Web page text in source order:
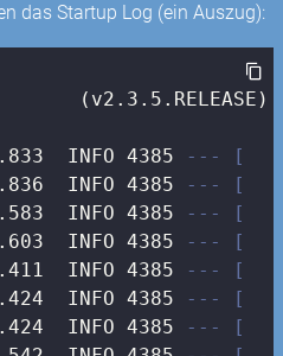
das Startup Log (ein Auszug):
(v2.3.5.RELEASE)
INFO 4385 --- [
INFO 4385 --- [
INFO 4385 --- [
INFO 4385 --- [
INFO 4385 --- [
INFO 4385 --- [
INFO 4385 --- [